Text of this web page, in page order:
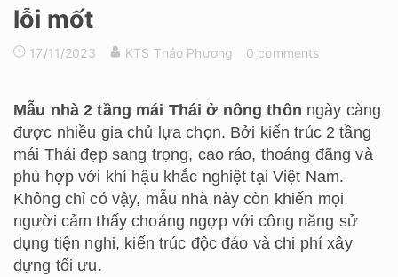
lỗi mốt
17/11/2023 KTS Thảo Phương 0 comments
Mẫu nhà 2 tầng mái Thái ở nông thôn ngày càng
được nhiều gia chủ lựa chọn. Bởi kiến trúc 2 tầng
mái Thái đẹp sang trọng, cao ráo, thoáng đãng và
phù hợp với khí hậu khắc nghiệt tại Việt Nam.
Không chỉ có vậy, mẫu nhà này còn khiến mọi
người cảm thấy choáng ngợp với công năng sử
dụng tiện nghi, kiến trúc độc đáo và chi phí xây
dựng tối ưu.